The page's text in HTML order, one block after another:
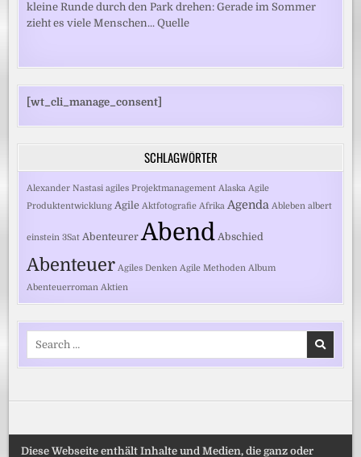
kleine Runde durch den Park drehen: Gerade im Sommer
zieht es viele Menschen... Quelle
[wt_cli_manage_consent]
SCHLAGWÖRTER
Alexander Nastasi agiles Projektmanagement Alaska Agile
Produktentwicklung Agile Aktfotografie Afrika Agenda Ableben albert
einstein 3Sat Abenteurer Abend Abschied
Abenteuer Agiles Denken Agile Methoden Album
Abenteuerroman Aktien
Search
Diese Webseite enthält Inhalte und Medien, die ganz oder